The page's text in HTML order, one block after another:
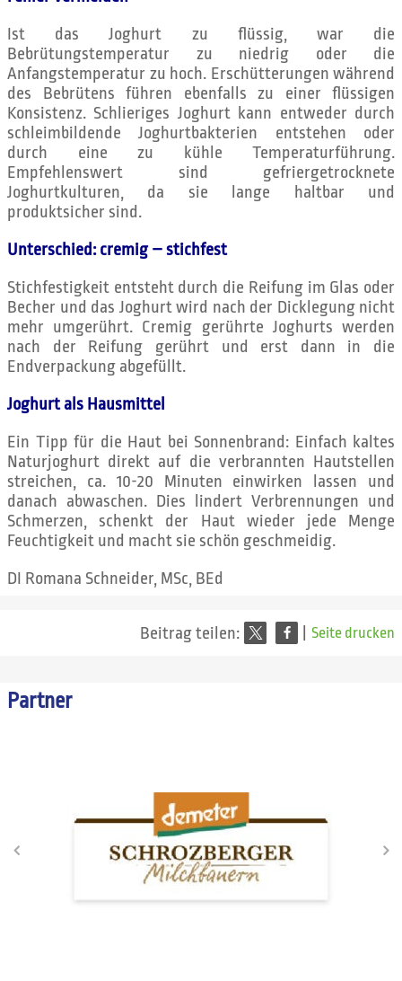
Ist das Joghurt zu flüssig, war die
Bebrütungstemperatur zu niedrig oder die
Anfangstemperatur zu hoch. Erschütterungen während
des Bebrütens führen ebenfalls zu einer flüssigen
Konsistenz. Schlieriges Joghurt kann entweder durch
schleimbildende Joghurtbakterien entstehen oder
durch eine zu kühle Temperaturführung.
Empfehlenswert sind gefriergetrocknete
Joghurtkulturen, da sie lange haltbar und
produktsicher sind.
Unterschied: cremig – stichfest
Stichfestigkeit entsteht durch die Reifung im Glas oder
Becher und das Joghurt wird nach der Dicklegung nicht
mehr umgerührt. Cremig gerührte Joghurts werden
nach der Reifung gerührt und erst dann in die
Endverpackung abgefüllt.
Joghurt als Hausmittel
Ein Tipp für die Haut bei Sonnenbrand: Einfach kaltes
Naturjoghurt direkt auf die verbrannten Hautstellen
streichen, ca. 10-20 Minuten einwirken lassen und
danach abwaschen. Dies lindert Verbrennungen und
Schmerzen, schenkt der Haut wieder jede Menge
Feuchtigkeit und macht sie schön geschmeidig.
DI Romana Schneider, MSc, BEd
Beitrag teilen: Seite drucken
Partner